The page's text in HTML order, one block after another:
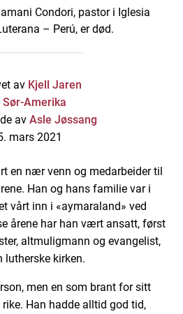
Condori, pastor i Iglesia
– Perú, er død.
av Kjell Jaren
Sør-Amerika
av Asle Jøssang
mars 2021
en nær venn og medarbeider til
Han og hans familie var i
vårt inn i «aymaraland» ved
årene har han vært ansatt, først
altmuligmann og evangelist,
lutherske kirken.
men en som brant for sitt
Han hadde alltid god tid,